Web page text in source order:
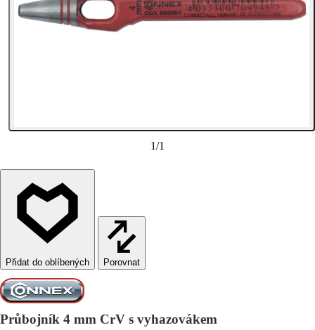
1/1
Porovnat
Průbojník 4 mm CrV s vyhazovákem